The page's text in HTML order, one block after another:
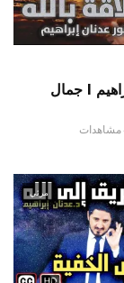
الدكتور عدنان إبراهيم l جمال
مرئي